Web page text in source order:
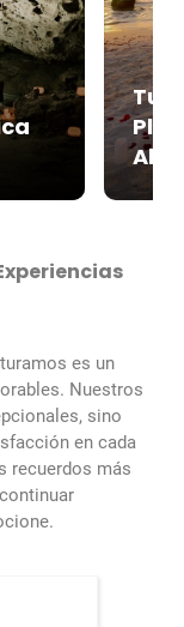
es un
Nuestros
sino
en cada
recuerdos más